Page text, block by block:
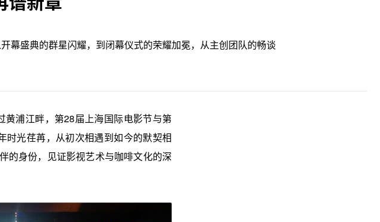
幕盛典的群星闪耀，到闭幕仪式的荣耀加冕，从主创团队的畅谈
浦江畔，第28届上海国际电影节与第
时光荏苒，从初次相遇到如今的默契相
的身份，见证影视艺术与咖啡文化的深